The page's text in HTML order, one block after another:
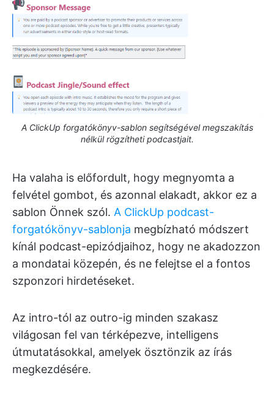
A ClickUp forgatókönyv-sablon segítségével megszakítás
nélkül rögzítheti podcastjait.
Ha valaha is előfordult, hogy megnyomta a
felvétel gombot, és azonnal elakadt, akkor ez a
sablon Önnek szól. A ClickUp podcast-
forgatókönyv-sablonja megbízható módszert
kínál podcast-epizódjaihoz, hogy ne akadozzon
a mondatai közepén, és ne felejtse el a fontos
szponzori hirdetéseket.
Az intro-tól az outro-ig minden szakasz
világosan fel van térképezve, intelligens
útmutatásokkal, amelyek ösztönzik az írás
megkezdésére.